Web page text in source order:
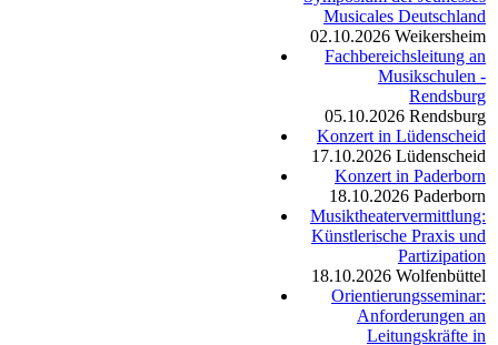
Musicales Deutschland
02.10.2026 Weikersheim
Fachbereichsleitung an
Musikschulen -
Rendsburg
05.10.2026 Rendsburg
Konzert in Lüdenscheid
17.10.2026 Lüdenscheid
Konzert in Paderborn
18.10.2026 Paderborn
Musiktheatervermittlung:
Künstlerische Praxis und
Partizipation
18.10.2026 Wolfenbüttel
Orientierungsseminar:
Anforderungen an
Leitungskräfte in